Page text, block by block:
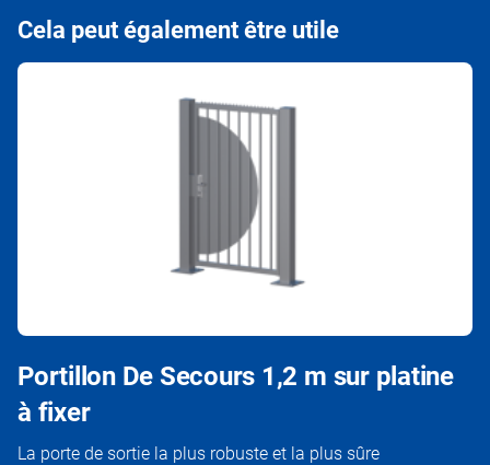
Cela peut également être utile
Portillon De Secours 1,2 m sur platine
à fixer
La porte de sortie la plus robuste et la plus sûre